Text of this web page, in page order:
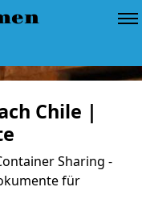
Chile |
Sharing -
für